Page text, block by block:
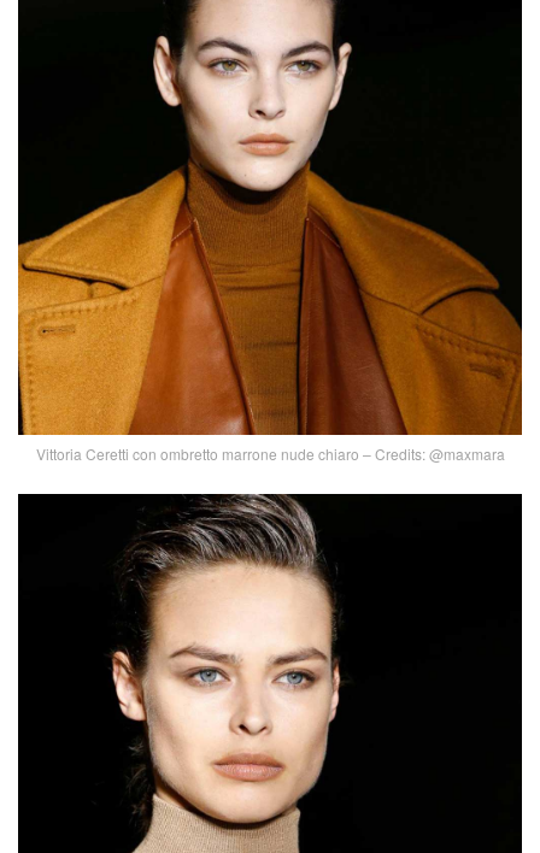
Vittoria Ceretti con ombretto marrone nude chiaro – Credits: @maxmara